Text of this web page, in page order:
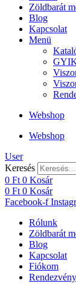
Zöldbarát
Blog
Kapcsolat
Menü
Webshop
Webshop
User
Keresés
0 Ft 0 Kosár
0 Ft 0 Kosár
Facebook-f
Rólunk
Zöldbarát
Blog
Kapcsolat
Fiókom